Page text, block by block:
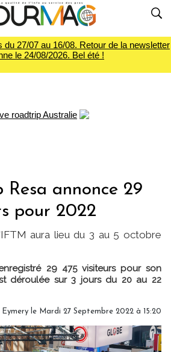
27/07 au 16/08. Retour de la newsletter
le 24/08/2026. Bel été !
Resa annonce 29
pour 2022
aura lieu du 3 au 5 octobre
29 475 visiteurs pour son
déroulée sur 3 jours du 20 au 22
Eymery le Mardi 27 Septembre 2022 à 15:20